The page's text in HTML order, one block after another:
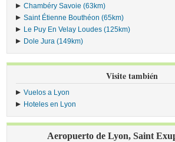
Chambéry Savoie (63km)
Saint Étienne Bouthéon (65km)
Le Puy En Velay Loudes (125km)
Dole Jura (149km)
Visite también
Vuelos a Lyon
Hoteles en Lyon
Aeropuerto de Lyon, Saint